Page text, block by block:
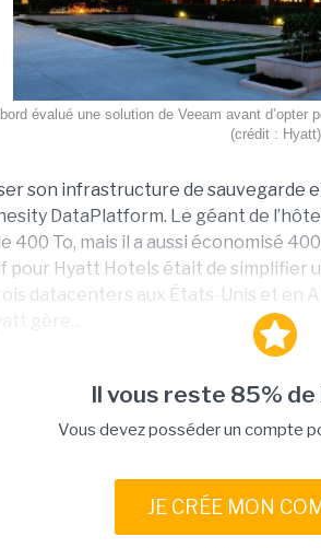
évalué une solution de Veeam avant
(crédit : Hyatt)
son infrastructure de sauvegarde
DataPlatform. Le géant de
400 To, mais il a aussi économisé
pour Hyatt Hotels était de
datacenters aux États-Unis et en
Il vous reste 85%
Vous devez posséder un compte
JE CRÉE MON